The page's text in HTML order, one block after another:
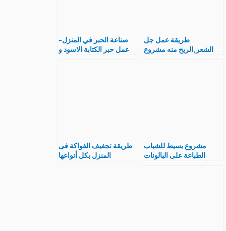
طريقة عمل جل
الشعر,الربح منه مشروع
صناعة الحبر في المنزل-
عمل حبر الكتابة الاسود و
مشروع بسيط للشباب
الطباعة على البالونات
طريقة تجفيف الفواكة فى
المنزل بكل أنواعها